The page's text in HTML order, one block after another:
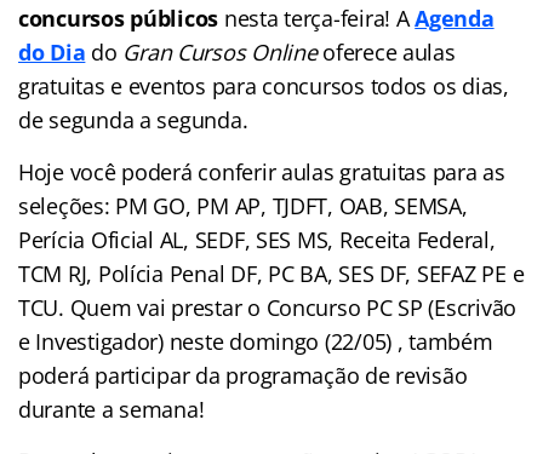
concursos públicos nesta terça-feira! AAgenda
do Dia do Gran Cursos Onlineoferece aulas
gratuitas e eventos para concursos todos os dias,
de segunda a segunda.
Hoje você poderá conferir aulas gratuitas para as
seleções: PM GO, PM AP, TJDFT, OAB, SEMSA,
Perícia Oficial AL, SEDF, SES MS, Receita Federal,
TCM RJ, Polícia Penal DF, PC BA, SES DF, SEFAZ PE e
TCU. Quem vai prestar o Concurso PC SP (Escrivão
e Investigador) neste domingo (22/05) , também
poderá participar da programação de revisão
durante a semana!